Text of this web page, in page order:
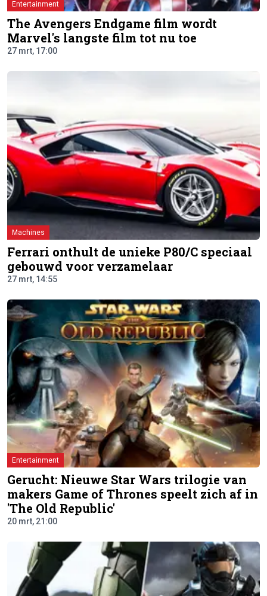
Entertainment
The Avengers Endgame film wordt
Marvel's langste film tot nu toe
27 mrt, 17:00
Machines
Ferrari onthult de unieke P80/C speciaal
gebouwd voor verzamelaar
27 mrt, 14:55
Entertainment
Gerucht: Nieuwe Star Wars trilogie van
makers Game of Thrones speelt zich af in
'The Old Republic'
20 mrt, 21:00